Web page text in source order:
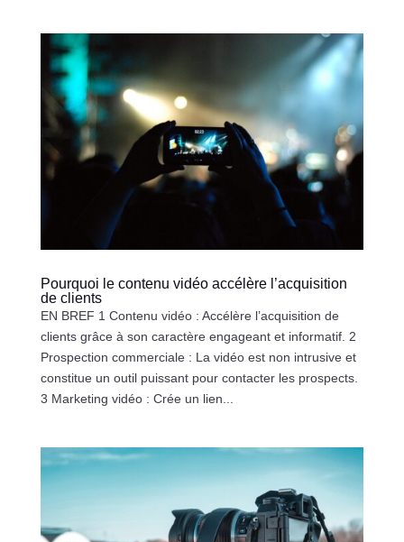
Pourquoi le contenu vidéo accélère l’acquisition
de clients
EN BREF 1 Contenu vidéo : Accélère l’acquisition de
clients grâce à son caractère engageant et informatif. 2
Prospection commerciale : La vidéo est non intrusive et
constitue un outil puissant pour contacter les prospects.
3 Marketing vidéo : Crée un lien...